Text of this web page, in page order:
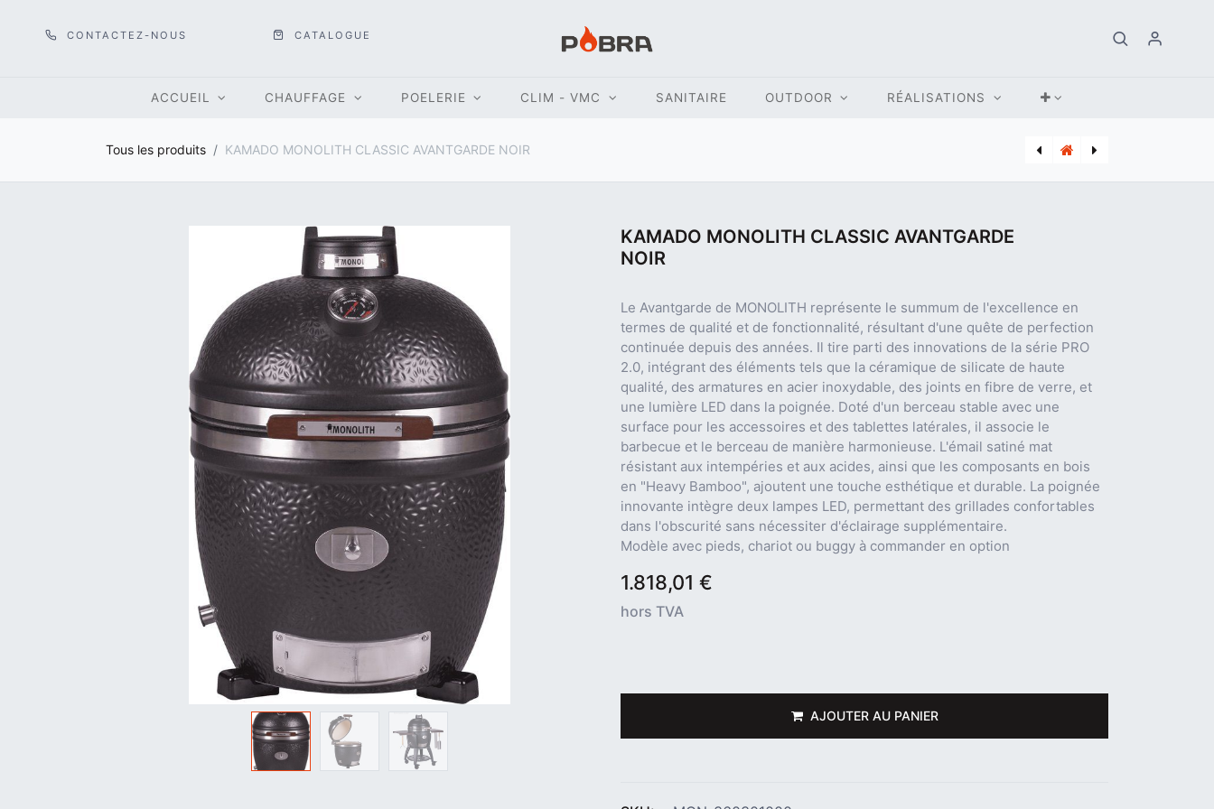
CONTACTEZ-NOUS CATALOGUE
ACCUEIL CHAUFFAGE POELERIE CLIM - VMC SANITAIRE OUTDOOR RÉALISATIONS
Tous les produits KAMADO MONOLITH CLASSIC AVANTGARDE NOIR
KAMADO MONOLITH CLASSIC AVANTGARDE
NOIR
Le Avantgarde de MONOLITH représente le summum de l'excellence en
termes de qualité et de fonctionnalité, résultant d'une quête de perfection
continuée depuis des années. Il tire parti des innovations de la série PRO
2.0, intégrant des éléments tels que la céramique de silicate de haute
qualité, des armatures en acier inoxydable, des joints en fibre de verre, et
une lumière LED dans la poignée. Doté d'un berceau stable avec une
surface pour les accessoires et des tablettes latérales, il associe le
barbecue et le berceau de manière harmonieuse. L'émail satiné mat
résistant aux intempéries et aux acides, ainsi que les composants en bois
en "Heavy Bamboo", ajoutent une touche esthétique et durable. La poignée
innovante intègre deux lampes LED, permettant des grillades confortables
dans l'obscurité sans nécessiter d'éclairage supplémentaire.
Modèle avec pieds, chariot ou buggy à commander en option
1.818,01 €
hors TVA
AJOUTER AU PANIER